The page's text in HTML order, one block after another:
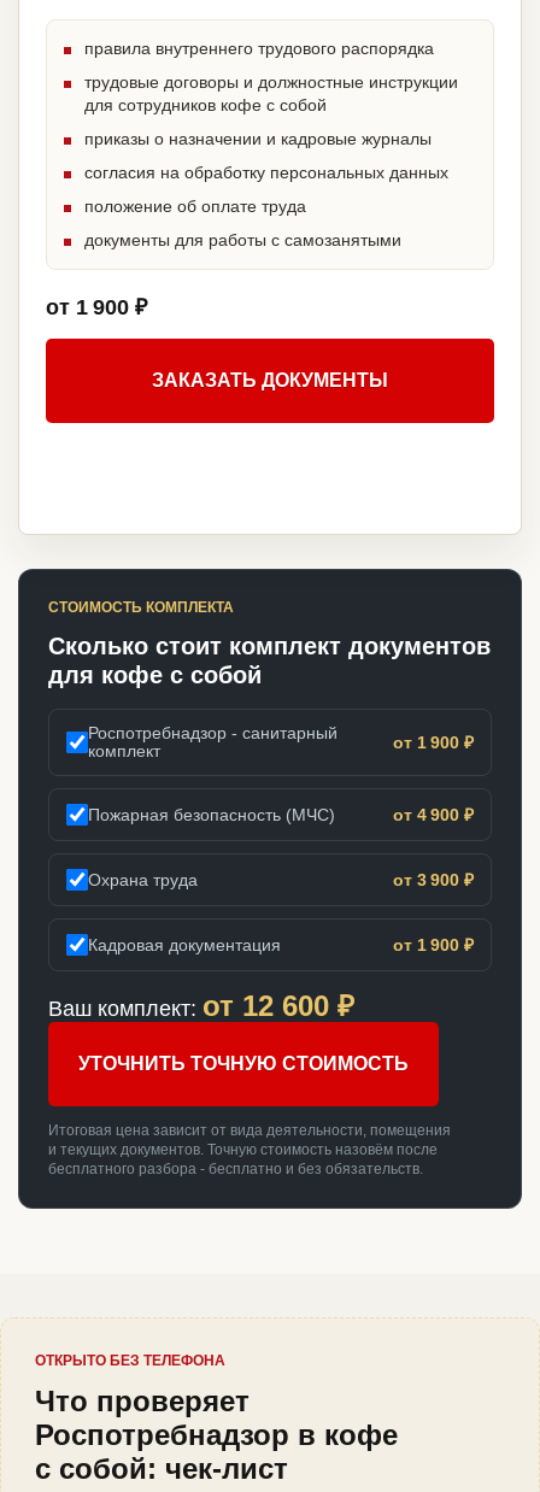
правила внутреннего трудового распорядка
трудовые договоры и должностные инструкции
для сотрудников кофе с собой
приказы о назначении и кадровые журналы
согласия на обработку персональных данных
положение об оплате труда
документы для работы с самозанятыми
от 1 900 ₽
ЗАКАЗАТЬ ДОКУМЕНТЫ
СТОИМОСТЬ КОМПЛЕКТА
Сколько стоит комплект документов
для кофе с собой
Роспотребнадзор - санитарный
комплект
от 1 900 ₽
Пожарная безопасность (МЧС) от 4 900 ₽
Охрана труда от 3 900 ₽
Кадровая документация от 1 900 ₽
Ваш комплект: от 12 600 ₽
УТОЧНИТЬ ТОЧНУЮ СТОИМОСТЬ
Итоговая цена зависит от вида деятельности, помещения
и текущих документов. Точную стоимость назовём после
бесплатного разбора - бесплатно и без обязательств.
ОТКРЫТО БЕЗ ТЕЛЕФОНА
Что проверяет
Роспотребнадзор в кофе
с собой: чек-лист